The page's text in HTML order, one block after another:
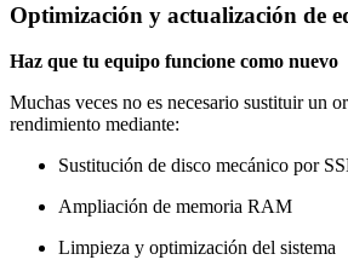
Optimización y actualización de
Haz que tu equipo funcione como nuevo
Muchas veces no es necesario sustituir un
rendimiento mediante:
Sustitución de disco mecánico por
Ampliación de memoria RAM
Limpieza y optimización del sistema